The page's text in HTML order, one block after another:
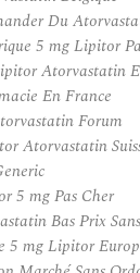
Du
5 mg Lipitor
Atorvastatin
En France
Forum
Atorvastatin
5 mg Pas Cher
Bas Prix
5 mg Lipitor